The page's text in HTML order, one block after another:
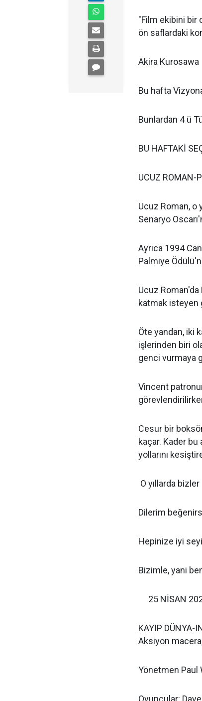
"Film ekibini bir
ön saflardaki
Akira Kurosawa
Bu hafta
Bunlardan 4 ü
BU HAFTAKİ
UCUZ ROMAN-
Ucuz Roman, o
Senaryo
Ayrıca 1994
Palmiye
Ucuz
katmak isteyen
Öte yandan, iki
işlerinden biri
genci vurmaya
Vincent
Cesur bir
kaçar. Kader
yollarını
O yıllarda
Dilerim
Hepinize iyi
Bizimle, yani
25 NİSAN
KAYIP
Aksiyon
Yönetmen Paul
Oyuncular: